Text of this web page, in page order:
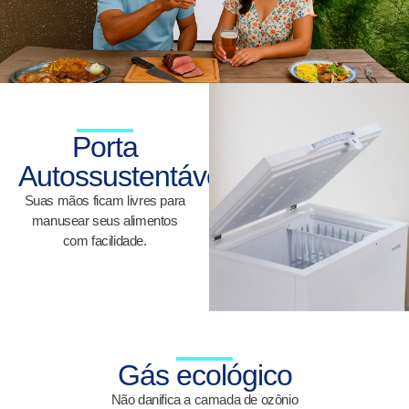
Porta
Autossustentável
Suas mãos ficam livres para
manusear seus alimentos
com facilidade.
Gás ecológico
Não danifica a camada de ozônio